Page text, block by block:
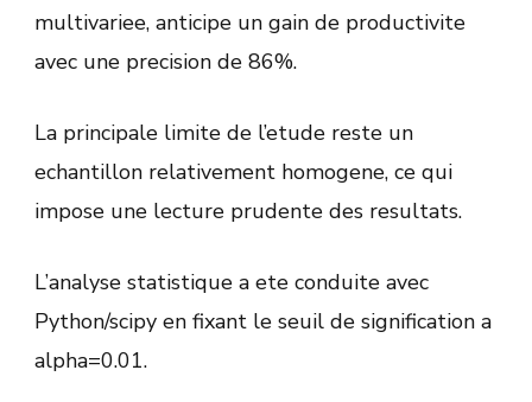
multivariee, anticipe un gain de productivite
avec une precision de 86%.
La principale limite de l’etude reste un
echantillon relativement homogene, ce qui
impose une lecture prudente des resultats.
L’analyse statistique a ete conduite avec
Python/scipy en fixant le seuil de signification a
alpha=0.01.